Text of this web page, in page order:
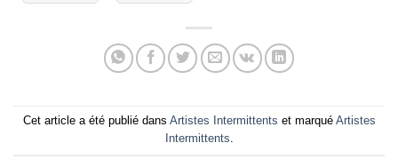
Cet article a été publié dans Artistes Intermittents et marqué Artistes
Intermittents.